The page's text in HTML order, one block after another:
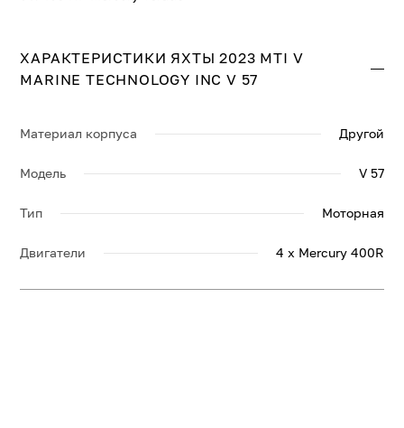
ХАРАКТЕРИСТИКИ ЯХТЫ 2023 MTI V
MARINE TECHNOLOGY INC V 57
Материал корпуса Другой
Модель V 57
Тип Моторная
Двигатели 4 x Mercury 400R